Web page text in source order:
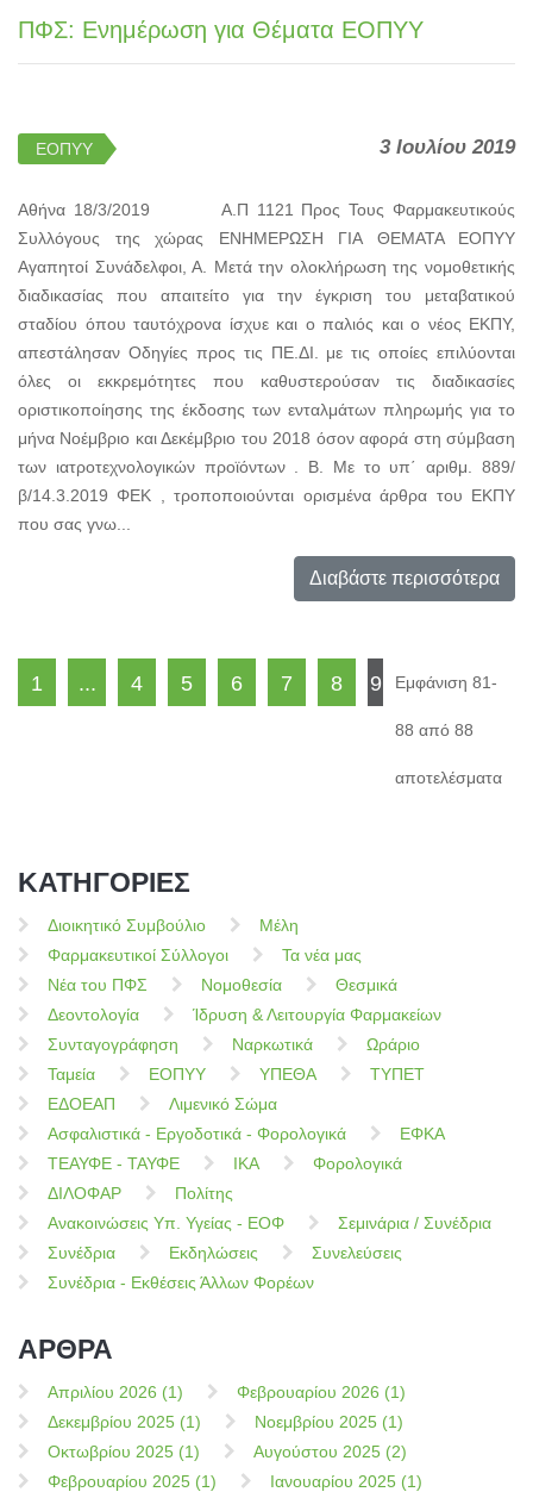
ΠΦΣ: Ενημέρωση για Θέματα ΕΟΠΥΥ
ΕΟΠΥΥ 3 Ιουλίου 2019
Αθήνα 18/3/2019 Α.Π 1121 Προς Τους Φαρμακευτικούς
Συλλόγους της χώρας ΕΝΗΜΕΡΩΣΗ ΓΙΑ ΘΕΜΑΤΑ ΕΟΠΥΥ
Αγαπητοί Συνάδελφοι, Α. Μετά την ολοκλήρωση της νομοθετικής
διαδικασίας που απαιτείτο για την έγκριση του μεταβατικού
σταδίου όπου ταυτόχρονα ίσχυε και ο παλιός και ο νέος ΕΚΠΥ,
απεστάλησαν Οδηγίες προς τις ΠΕ.ΔΙ. με τις οποίες επιλύονται
όλες οι εκκρεμότητες που καθυστερούσαν τις διαδικασίες
οριστικοποίησης της έκδοσης των ενταλμάτων πληρωμής για το
μήνα Νοέμβριο και Δεκέμβριο του 2018 όσον αφορά στη σύμβαση
των ιατροτεχνολογικών προϊόντων . Β. Με το υπ΄ αριθμ. 889/
β/14.3.2019 ΦΕΚ , τροποποιούνται ορισμένα άρθρα του ΕΚΠΥ
που σας γνω...
Διαβάστε περισσότερα
1 ... 4 5 6 7 8 9 Εμφάνιση 81-
88 από 88
αποτελέσματα
ΚΑΤΗΓΟΡΙΕΣ
Διοικητικό Συμβούλιο
Μέλη
Φαρμακευτικοί Σύλλογοι
Τα νέα μας
Νέα του ΠΦΣ
Νομοθεσία
Θεσμικά
Δεοντολογία
Ίδρυση & Λειτουργία Φαρμακείων
Συνταγογράφηση
Ναρκωτικά
Ωράριο
Ταμεία
ΕΟΠΥΥ ΥΠΕΘΑ
ΤΥΠΕΤ
ΕΔΟΕΑΠ
Λιμενικό Σώμα
Ασφαλιστικά - Εργοδοτικά - Φορολογικά
ΕΦΚΑ
ΤΕΑΥΦΕ - ΤΑΥΦΕ
ΙΚΑ
Φορολογικά
ΔΙΛΟΦΑΡ
Πολίτης
Ανακοινώσεις Υπ. Υγείας - ΕΟΦ
Σεμινάρια / Συνέδρια
Συνέδρια
Εκδηλώσεις
Συνελεύσεις
Συνέδρια - Εκθέσεις Άλλων Φορέων
ΑΡΘΡΑ
Απριλίου 2026 (1)
Φεβρουαρίου 2026 (1)
Δεκεμβρίου 2025 (1)
Νοεμβρίου 2025 (1)
Οκτωβρίου 2025 (1)
Αυγούστου 2025 (2)
Φεβρουαρίου 2025 (1)
Ιανουαρίου 2025 (1)